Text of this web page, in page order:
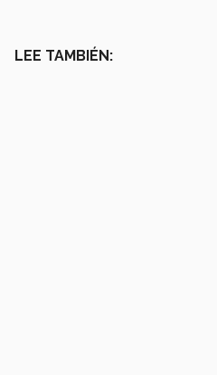
LEE TAMBIÉN: